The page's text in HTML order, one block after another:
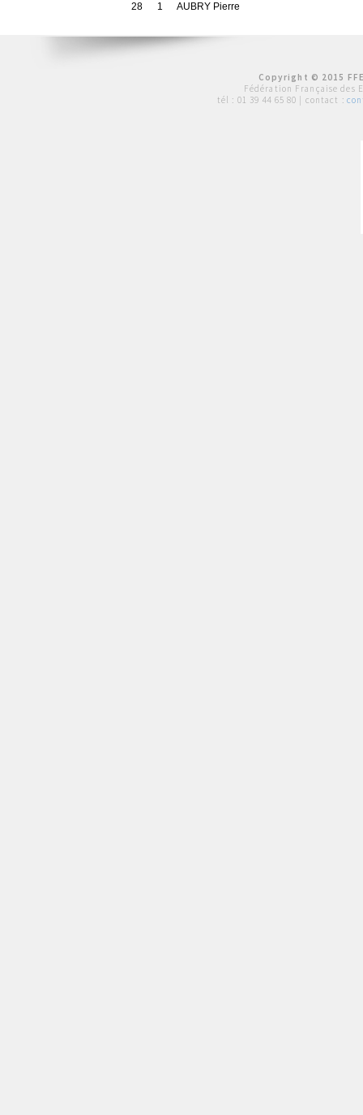
28
1 AUBRY Pierre
Copyright © 2015
Fédération Française des
tél : 01 39 44 65 80 | contact :